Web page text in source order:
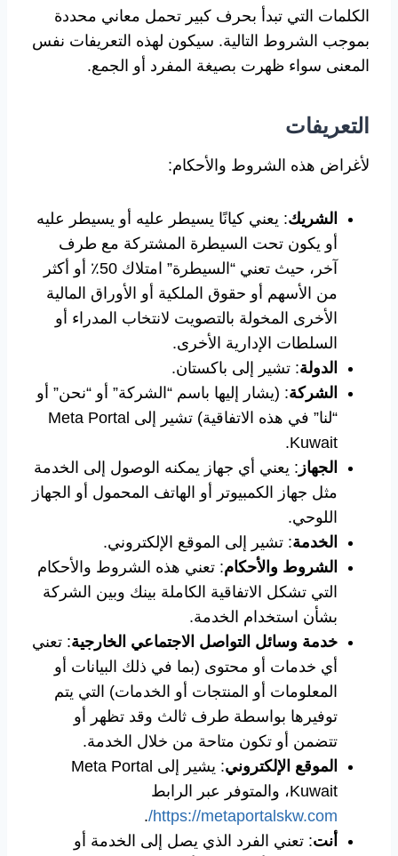
الكلمات التي تبدأ بحرف كبير تحمل معاني محددة
بموجب الشروط التالية. سيكون لهذه التعريفات نفس
المعنى سواء ظهرت بصيغة المفرد أو الجمع.
التعريفات
لأغراض هذه الشروط والأحكام:
الشريك: يعني كيانًا يسيطر عليه أو يسيطر عليه
أو يكون تحت السيطرة المشتركة مع طرف
آخر، حيث تعني “السيطرة” امتلاك 50٪ أو أكثر
من الأسهم أو حقوق الملكية أو الأوراق المالية
الأخرى المخولة بالتصويت لانتخاب المدراء أو
السلطات الإدارية الأخرى.
الدولة: تشير إلى باكستان.
الشركة: (يشار إليها باسم “الشركة” أو “نحن” أو
“لنا” في هذه الاتفاقية) تشير إلى Meta Portal
Kuwait.
الجهاز : يعني أي جهاز يمكنه الوصول إلى الخدمة
مثل جهاز الكمبيوتر أو الهاتف المحمول أو الجهاز
اللوحي.
الخدمة: تشير إلى الموقع الإلكتروني.
الشروط والأحكام: تعني هذه الشروط والأحكام
التي تشكل الاتفاقية الكاملة بينك وبين الشركة
بشأن استخدام الخدمة.
خدمة وسائل التواصل الاجتماعي الخارجية: تعني
أي خدمات أو محتوى (بما في ذلك البيانات أو
المعلومات أو المنتجات أو الخدمات) التي يتم
توفيرها بواسطة طرف ثالث وقد تظهر أو
تتضمن أو تكون متاحة من خلال الخدمة.
الموقع الإلكتروني
: يشير إلى Meta Portal
Kuwait، والمتوفر عبر الرابط
https://metaportalskw.com/
.
أنت: تعني الفرد الذي يصل إلى الخدمة أو